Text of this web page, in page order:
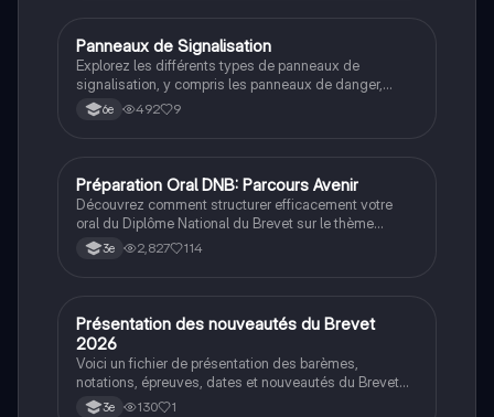
et de bien-être dans le cadre de leur formation.
Orientation
Panneaux de Signalisation
Explorez les différents types de panneaux de
signalisation, y compris les panneaux de danger,
d'interdiction, d'indication et d'obligation. Ce
document présente les significations et les
sécurité routière et en réglementation de la circulation.
6e 492 9
Orientation
Préparation Oral DNB: Parcours Avenir
Découvrez comment structurer efficacement votre
oral du Diplôme National du Brevet sur le thème
'Parcours Avenir'. Ce guide aborde les trois parties
essentielles : vos choix d’avenir, la présentation du
étapes pour atteindre vos objectifs professionnels.
Idéal pour les élèves préparant leur oral.
3e 2,827 114
Méthodo
Présentation des nouveautés du Brevet
2026
Voici un fichier de présentation des barèmes,
notations, épreuves, dates et nouveautés du Brevet
2026.
3e 130 1